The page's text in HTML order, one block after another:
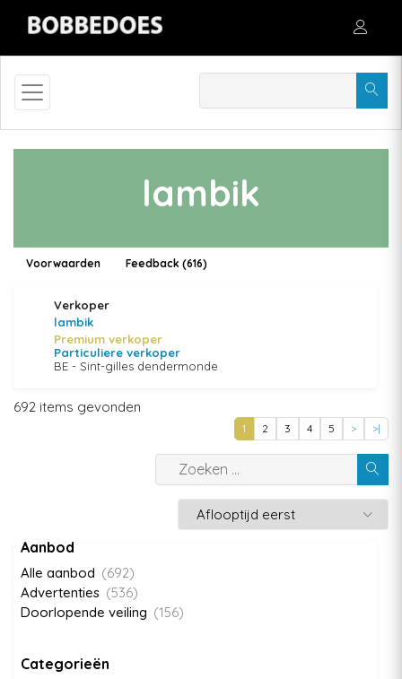
lambik
Voorwaarden Feedback (616)
Verkoper
lambik
Premium verkoper
Particuliere verkoper
BE - Sint-gilles dendermonde
692 items gevonden
1 2 3 4 5 > >|
Aanbod
Alle aanbod (692)
Advertenties (536)
Doorlopende veiling (156)
Categorieën